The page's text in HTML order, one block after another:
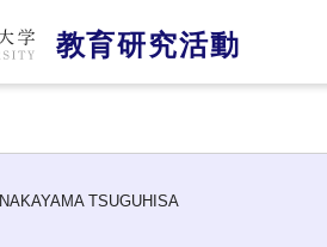
教育研究活動
NAKAYAMA TSUGUHISA